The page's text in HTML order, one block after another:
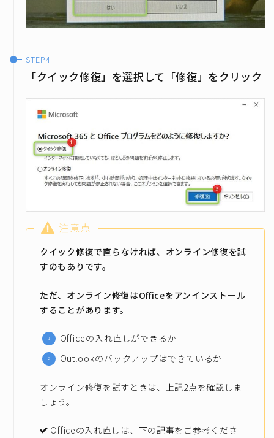
「クイック修復」を選択して「修復」をクリック
注意点
クイック修復で直らなければ、オンライン修復を試
すのもありです。
ただ、オンライン修復はOfficeをアンインストール
することがあります。
Officeの入れ直しができるか
Outlookのバックアップはできているか
オンライン修復を試すときは、上記2点を確認しま
しょう。
Officeの入れ直しは、下の記事をご参考くださ